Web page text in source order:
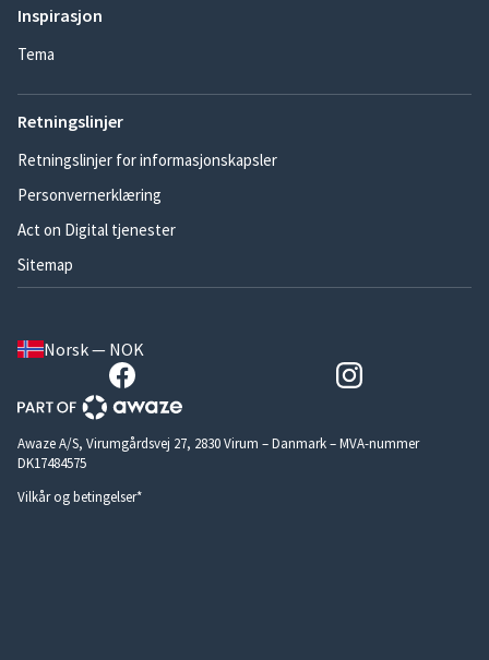
Inspirasjon
Tema
Retningslinjer
Retningslinjer for informasjonskapsler
Personvernerklæring
Act on Digital tjenester
Sitemap
Norsk — NOK
Awaze A/S, Virumgårdsvej 27, 2830 Virum – Danmark – MVA-nummer
DK17484575
Vilkår og betingelser*